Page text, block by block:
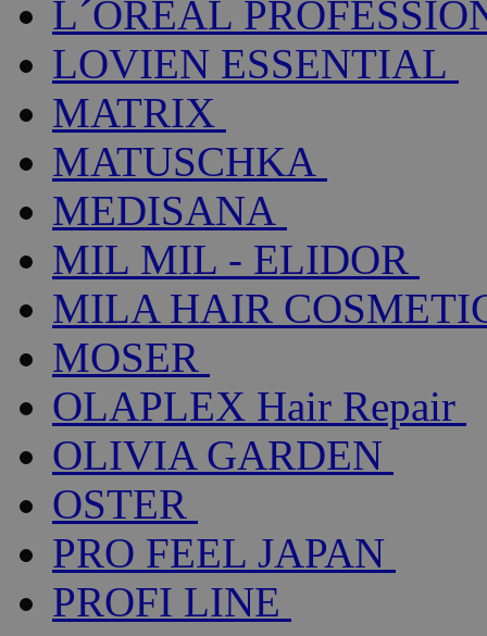
L´ORÉAL
LOVIEN ESSENTIAL
MATRIX
MATUSCHKA
MEDISANA
MIL MIL - ELIDOR
MILA HAIR
MOSER
OLAPLEX Hair Repair
OLIVIA GARDEN
OSTER
PRO FEEL JAPAN
PROFI LINE